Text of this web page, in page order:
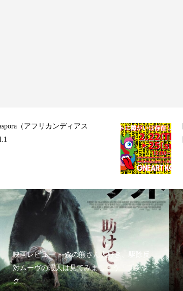
（アフリカンディアス
映画レビュー ～森の熊さん大好き、駆除反
対ムーヴの暇人は見てみましょう「ブラッ
ク...